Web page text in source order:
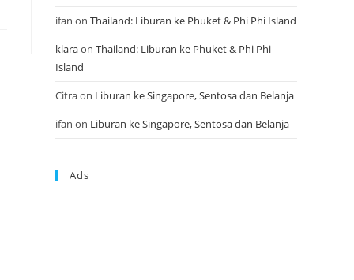
ifan on Thailand: Liburan ke Phuket & Phi Phi Island
klaraon Thailand: Liburan ke Phuket & Phi Phi
Island
Citraon Liburan ke Singapore, Sentosa dan Belanja
ifan on Liburan ke Singapore, Sentosa dan Belanja
Ads